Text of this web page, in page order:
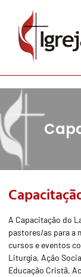
A Capacitação do
pastores/as para a
cursos e eventos
Liturgia, Ação
Educação Cristã,